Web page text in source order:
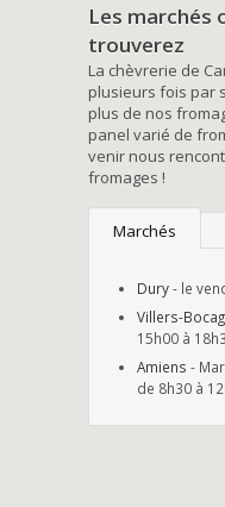
Les marchés
trouverez
La chèvrerie de
plusieurs fois par
plus de nos
panel varié de
venir nous
fromages !
Marchés
Dury- le
Villers-
15h00 à
Amiens -
de 8h30 à